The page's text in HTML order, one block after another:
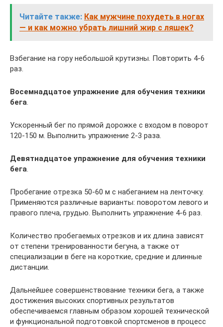
Читайте также: Как мужчине похудеть в ногах
— и как можно убрать лишний жир с ляшек?
Взбегание на гору небольшой крутизны. Повторить 4-6
раз.
Восемнадцатое упражнение для обучения техники
бега.
Ускоренный бег по прямой дорожке с входом в поворот
120-150 м. Выполнить упражнение 2-3 раза.
Девятнадцатое упражнение для обучения техники
бега.
Пробегание отрезка 50-60 м с набеганием на ленточку.
Применяются различные варианты: поворотом левого и
правого плеча, грудью. Выполнить упражнение 4-6 раз.
Количество пробегаемых отрезков и их длина зависят
от степени тренированности бегуна, а также от
специализации в беге на короткие, средние и длинные
дистанции.
Дальнейшее совершенствование техники бега, а также
достижения высоких спортивных результатов
обеспечиваемся главным образом хорошей технической
и функциональной подготовкой спортсменов в процесс